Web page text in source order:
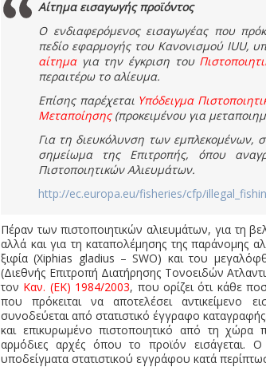
Αίτημα εισαγωγής προϊόντος
Ο ενδιαφερόμενος εισαγωγέας που
πεδίο εφαρμογής του Κανονισμού IUU,
αίτημαγια την έγκριση του
περαιτέρω το αλίευμα.
Επίσης παρέχεται Υπόδειγμα
Μεταποίησης(προκειμένου για
Για τη διευκόλυνση των εμπλεκομένων,
σημείωμα της Επιτροπής, όπου
Πιστοποιητικών Αλιευμάτων.
http://ec.europa.eu/fisheries/cfp/
Πέραν των πιστοποιητικών αλιευμάτων, για τη
αλλά και για τη καταπολέμησης της παράνομης
ξιφία (Xiphias gladius – SWO) και του
(Διεθνής Επιτροπή Διατήρησης Τονοειδών
τον Καν. (ΕΚ) 1984/2003, που ορίζει ότι κάθε
που πρόκειται να αποτελέσει αντικείμενο
συνοδεύεται από στατιστικό έγγραφο
και επικυρωμένο πιστοποιητικό από τη χώρα
αρμόδιες αρχές όπου το προϊόν εισάγεται.
υποδείγματα στατιστικού εγγράφου κατά